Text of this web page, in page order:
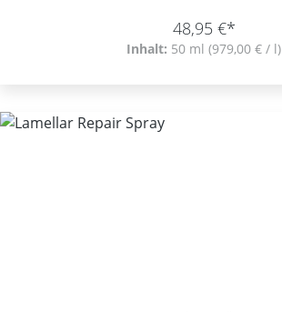
48,95 €*
Inhalt: 50 ml (979,00 € / l)